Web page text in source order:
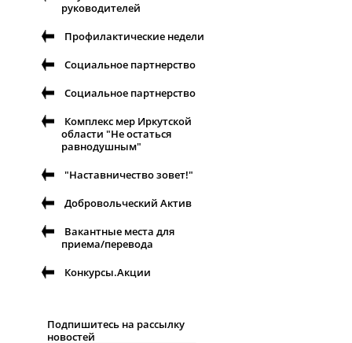
руководителей
Профилактические недели
Социальное партнерство
Социальное партнерство
Комплекс мер Иркутской
области "Не остаться
равнодушным"
"Наставничество зовет!"
Добровольческий Актив
Вакантные места для
приема/перевода
Конкурсы.Акции
Подпишитесь на рассылку
новостей